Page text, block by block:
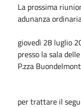
La prossima
adunanza
giovedì 28 luglio
presso la sala
P.zza
per trattare il